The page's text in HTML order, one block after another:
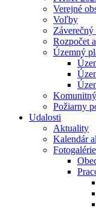
Verejné
Voľby
Záverečný
Rozpočet
Územný
Požiarny
Udalosti
Aktuality
Kalendár
Fotogalérie